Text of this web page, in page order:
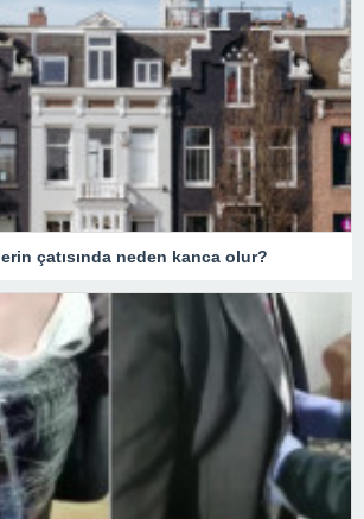
çatısında neden kanca olur?